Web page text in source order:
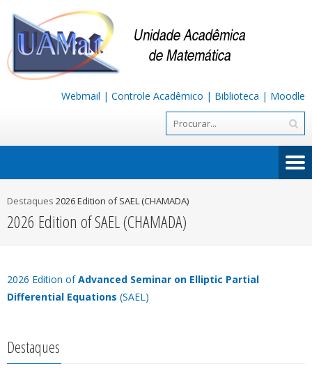
Webmail | Controle Acadêmico | Biblioteca | Moodle
Destaques 2026 Edition of SAEL (CHAMADA)
2026 Edition of SAEL (CHAMADA)
2026 Edition ofAdvanced Seminar on Elliptic Partial
Differential Equations (SAEL)
Destaques